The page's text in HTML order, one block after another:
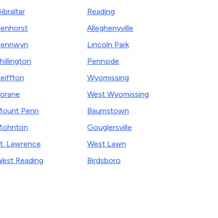
Penn
Lawrence
Reading
Reading
Alleghenyville
Lincoln Park
Pennside
Wyomissing
West Wyomissing
Baumstown
Gouglersville
West Lawn
Birdsboro